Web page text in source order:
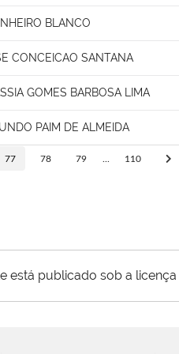
BLANCO
CONCEICAO SANTANA
GOMES BARBOSA LIMA
PAIM DE ALMEIDA
77 78 79 110
está publicado sob a licença